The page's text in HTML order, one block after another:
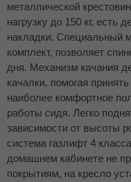
металлической
нагрузку до 150 кг, есть
накладки. Специальный
комплект, позволяет
дня. Механизм качания
качалки, помогая
наиболее комфортное
работы сидя. Легко
зависимости от высоты
система газлифт 4
домашнем кабинете не
покрытиям, на кресло